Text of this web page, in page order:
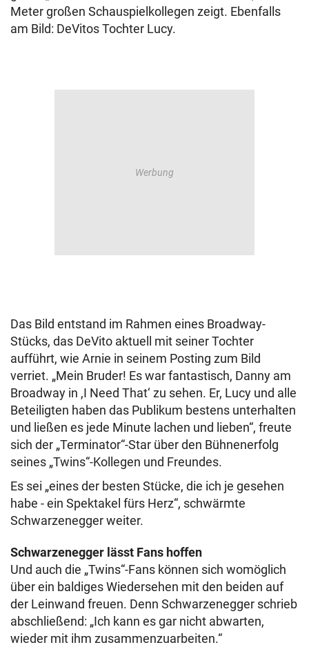
Meter großen Schauspielkollegen zeigt. Ebenfalls
am Bild: DeVitos Tochter Lucy.
Das Bild entstand im Rahmen eines Broadway-
Stücks, das DeVito aktuell mit seiner Tochter
aufführt, wie Arnie in seinem Posting zum Bild
verriet. „Mein Bruder! Es war fantastisch, Danny am
Broadway in ,I Need That‘ zu sehen. Er, Lucy und alle
Beteiligten haben das Publikum bestens unterhalten
und ließen es jede Minute lachen und lieben“, freute
sich der „Terminator“-Star über den Bühnenerfolg
seines „Twins“-Kollegen und Freundes.
Es sei „eines der besten Stücke, die ich je gesehen
habe - ein Spektakel fürs Herz“, schwärmte
Schwarzenegger weiter.
Schwarzenegger lässt Fans hoffen
Und auch die „Twins“-Fans können sich womöglich
über ein baldiges Wiedersehen mit den beiden auf
der Leinwand freuen. Denn Schwarzenegger schrieb
abschließend: „Ich kann es gar nicht abwarten,
wieder mit ihm zusammenzuarbeiten.“